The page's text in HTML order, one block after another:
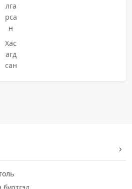
лга
рса
н
Хас
агд
сан